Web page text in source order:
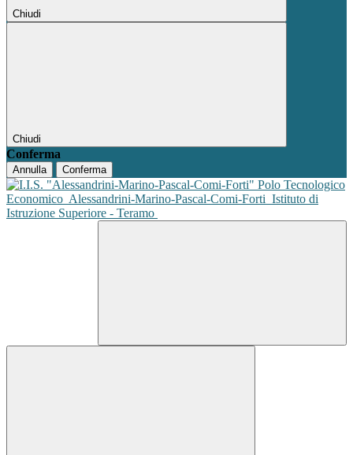
Chiudi
Chiudi
Conferma
Annulla Conferma
Polo Tecnologico
Economico Alessandrini-Marino-Pascal-Comi-Forti Istituto di
Istruzione Superiore - Teramo